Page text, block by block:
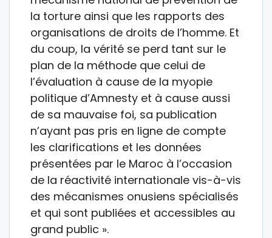
la torture ainsi que les rapports des
organisations de droits de l’homme. Et
du coup, la vérité se perd tant sur le
plan de la méthode que celui de
l’évaluation à cause de la myopie
politique d’Amnesty et à cause aussi
de sa mauvaise foi, sa publication
n’ayant pas pris en ligne de compte
les clarifications et les données
présentées par le Maroc à l’occasion
de la réactivité internationale vis-à-vis
des mécanismes onusiens spécialisés
et qui sont publiées et accessibles au
grand public ».